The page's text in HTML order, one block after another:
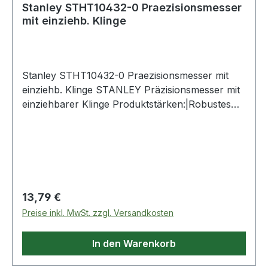
Stanley STHT10432-0 Praezisionsmesser
mit einziehb. Klinge
Stanley STHT10432-0 Praezisionsmesser mit
einziehb. Klinge STANLEY Präzisionsmesser mit
einziehbarer Klinge Produktstärken:|Robustes
fixierbar, für eine Vielzahl von
Anwendungsgebieten und Schnitttiefen|Griff aus
Bi-Material für sicheres und komfortables
Arbeiten|InterLock Verbindung der Griffschalen
für sicheren Halt der Klinge Lieferumfang:|1
Messer Weitere Produkte im Bereich
Regulärer Preis:
13,79 €
Preise inkl. MwSt. zzgl. Versandkosten
In den Warenkorb